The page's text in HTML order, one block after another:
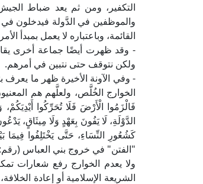
التكفير، ومن ثم يعد ضباط
والموظفين في الدَّولة فيدخلون في
القائمة، وباعتباره لا يعمل بمبدأ
- وقد ظهرت أيضًا جماعة أخرى يقال
ولكن نتوقف حتى نتبين في أمرهم.
- وفي الآونة الأخيرة ظهر ما يعرف
الخوارج الخُلَّص، ولعلَّهم هم
فَالْزَمُوا الْأَرْضَ فَلَا تُحَرِّكُوا
الدَّوْلَةِ، لَا يَفُونَ بِعَهْدٍ وَلَا مِيثَاقٍ،
كَشُعُورِ النِّسَاءِ، حَتَّى يَخْتَلِفُوا فِيمَا
"الفتن" في خروج بني العباس (رقم: 573).
ولا يعدم الخوارج رفع شعارات
الشريعة الإسلامية أو إعادة